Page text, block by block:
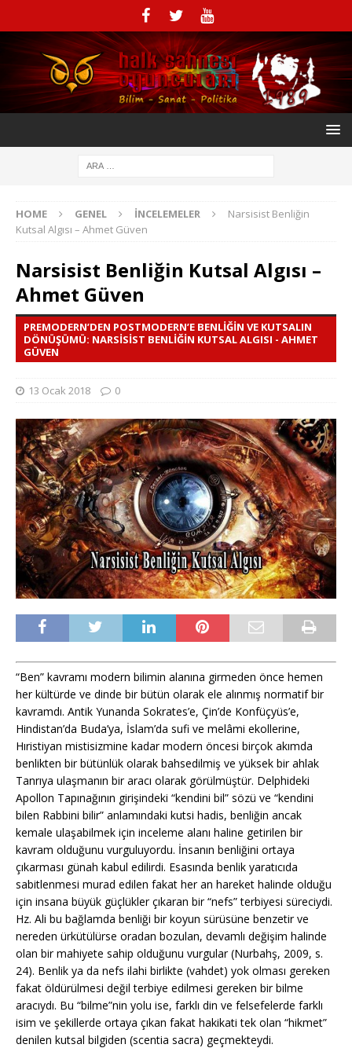
HOME GENEL İNCELEMELER
Narsisist Benliğin
Kutsal Algısı – Ahmet Güven
Narsisist Benliğin Kutsal Algısı –
Ahmet Güven
PREMODERN’DEN POSTMODERN’E BENLIĞIN VE KUTSALIN
DÖNÜŞÜMÜ: NARSISIST BENLIĞIN KUTSAL ALGISI - AHMET
GÜVEN
13 Ocak 2018 0
“Ben” kavramı modern bilimin alanına girmeden önce hemen
her kültürde ve dinde bir bütün olarak ele alınmış normatif bir
kavramdı. Antik Yunanda Sokrates’e, Çin’de Konfüçyüs’e,
Hindistan’da Buda’ya, İslam’da sufi ve melâmi ekollerine,
Hıristiyan mistisizmine kadar modern öncesi birçok akımda
benlikten bir bütünlük olarak bahsedilmiş ve yüksek bir ahlak
Tanrıya ulaşmanın bir aracı olarak görülmüştür. Delphideki
Apollon Tapınağının girişindeki “kendini bil” sözü ve “kendini
bilen Rabbini bilir” anlamındaki kutsi hadis, benliğin ancak
kemale ulaşabilmek için inceleme alanı haline getirilen bir
kavram olduğunu vurguluyordu. İnsanın benliğini ortaya
çıkarması günah kabul edilirdi. Esasında benlik yaratıcıda
sabitlenmesi murad edilen fakat her an hareket halinde olduğu
için insana büyük güçlükler çıkaran bir “nefs” terbiyesi süreciydi.
Hz. Ali bu bağlamda benliği bir koyun sürüsüne benzetir ve
nereden ürkütülürse oradan bozulan, devamlı değişim halinde
olan bir mahiyete sahip olduğunu vurgular (Nurbahş, 2009, s.
24). Benlik ya da nefs ilahi birlikte (vahdet) yok olması gereken
fakat öldürülmesi değil terbiye edilmesi gereken bir bilme
aracıydı. Bu “bilme”nin yolu ise, farklı din ve felsefelerde farklı
isim ve şekillerde ortaya çıkan fakat hakikati tek olan “hikmet”
denilen kutsal bilgiden (scentia sacra) geçmekteydi.